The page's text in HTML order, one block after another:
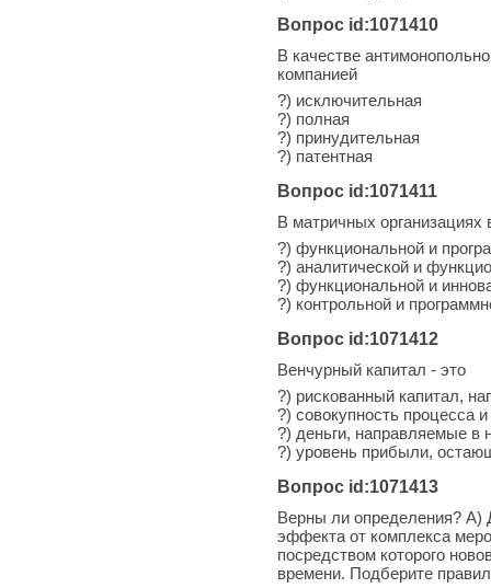
Вопрос id:1071410
В качестве
компанией
?) исключительная
?) полная
?) принудительная
?) патентная
Вопрос id:1071411
В матричных организациях
?) функциональной и
?) аналитической и
?) функциональной и
?) контрольной и
Вопрос id:1071412
Венчурный капитал - это
?) рискованный капитал,
?) совокупность процесса и
?) деньги, направляемые в
?) уровень прибыли,
Вопрос id:1071413
Верны ли определения? А)
эффекта от комплекса
посредством которого
времени. Подберите